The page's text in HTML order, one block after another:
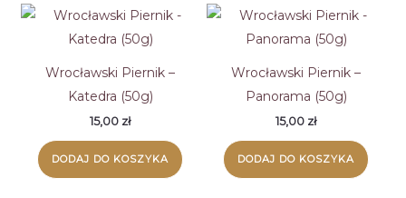
Wrocławski Piernik –
Katedra (50g)
15,00 zł
DODAJ DO KOSZYKA
Wrocławski Piernik –
Panorama (50g)
15,00 zł
DODAJ DO KOSZYKA